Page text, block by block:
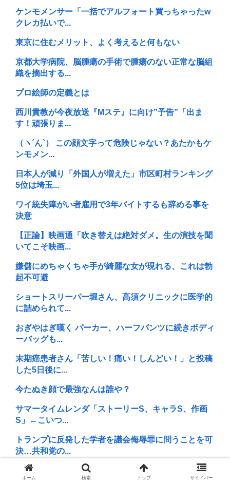
ケンモメンサー「一括でアルフォート買っちゃったw
クレカ払いで...
東京に住むメリット、よく考えると何もない
京都大学病院、脳腫瘍の手術で腫瘍のない正常な脳組
織を摘出する...
プロ絵師の定義とは
西川貴教が今夜放送『Mステ』に向け”予告”「出ま
す！頑張りま...
（ヽ´ん`） この顔文字って危険じゃない？あたかもケ
ンモメン...
日本人が減り「外国人が増えた」市区町村ランキング
5位は埼玉...
ワイ統失障がい者雇用で3年バイトするも辞める事を
決意
【正論】映画通「吹き替えは絶対ダメ。生の演技を聞
いてこそ映画...
嫌儲にめちゃくちゃ手が綺麗な女が現れる、これは勃
起不可避
ショートスリーパー堀さん、高須クリニックに医学的
に詰められて...
おぎやはぎ嘆く パーカー、ハーフパンツに続きボディ
ーバッグも...
末期癌患者さん「苦しい！痛い！しんどい！」と投稿
した5日後に...
今たぬき顔で最強なんは誰や？
サマータイムレンダ「ストーリーS、キャラS、作画
S」←こいつ...
トランプに反発した学者を議会侮辱罪に問うことを可
決…共和党の...
清谷信一「防衛省の10式戦車近代化は矛盾だらけ。陸
自には運用...
ホーム 検索 トップ サイドバー